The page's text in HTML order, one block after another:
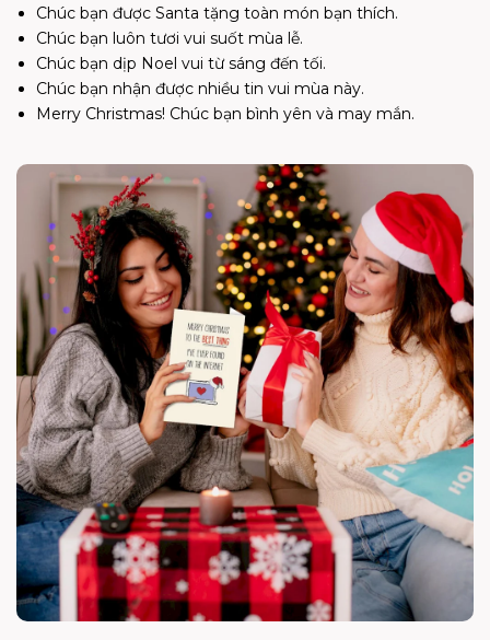
Chúc bạn được Santa tặng toàn món bạn thích.
Chúc bạn luôn tươi vui suốt mùa lễ.
Chúc bạn dịp Noel vui từ sáng đến tối.
Chúc bạn nhận được nhiều tin vui mùa này.
Merry Christmas! Chúc bạn bình yên và may mắn.